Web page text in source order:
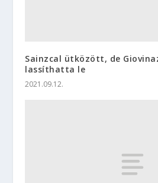
Sainzcal ütközött, de
lassíthatta le
2021.09.12.